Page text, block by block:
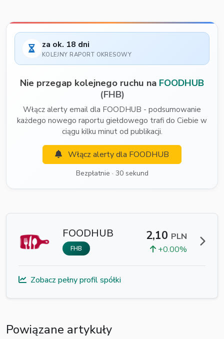
za ok. 18 dni
KOLEJNY RAPORT OKRESOWY
Nie przegap kolejnego ruchu na FOODHUB
(FHB)
Włącz alerty email dla FOODHUB - podsumowanie
każdego nowego raportu giełdowego trafi do Ciebie w
ciągu kilku minut od publikacji.
Włącz alerty dla FOODHUB
Bezpłatnie · 30 sekund
FOODHUB
FHB
2,10 PLN
+0.00%
Zobacz pełny profil spółki
Powiązane artykuły